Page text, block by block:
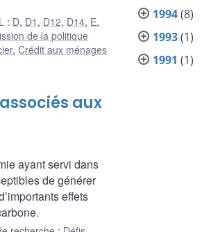
: D, D1 , D12, D14, E,
de la politique
, Crédit aux ménages
aux
ayant servi dans
de générer
effets
1994(8)
1993(1)
1991 (1)